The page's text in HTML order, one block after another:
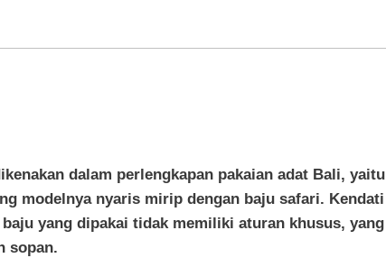
dalam perlengkapan pakaian adat Bali, yaitu
modelnya nyaris mirip dengan baju safari. Kendati
yang dipakai tidak memiliki aturan khusus, yang
sopan.